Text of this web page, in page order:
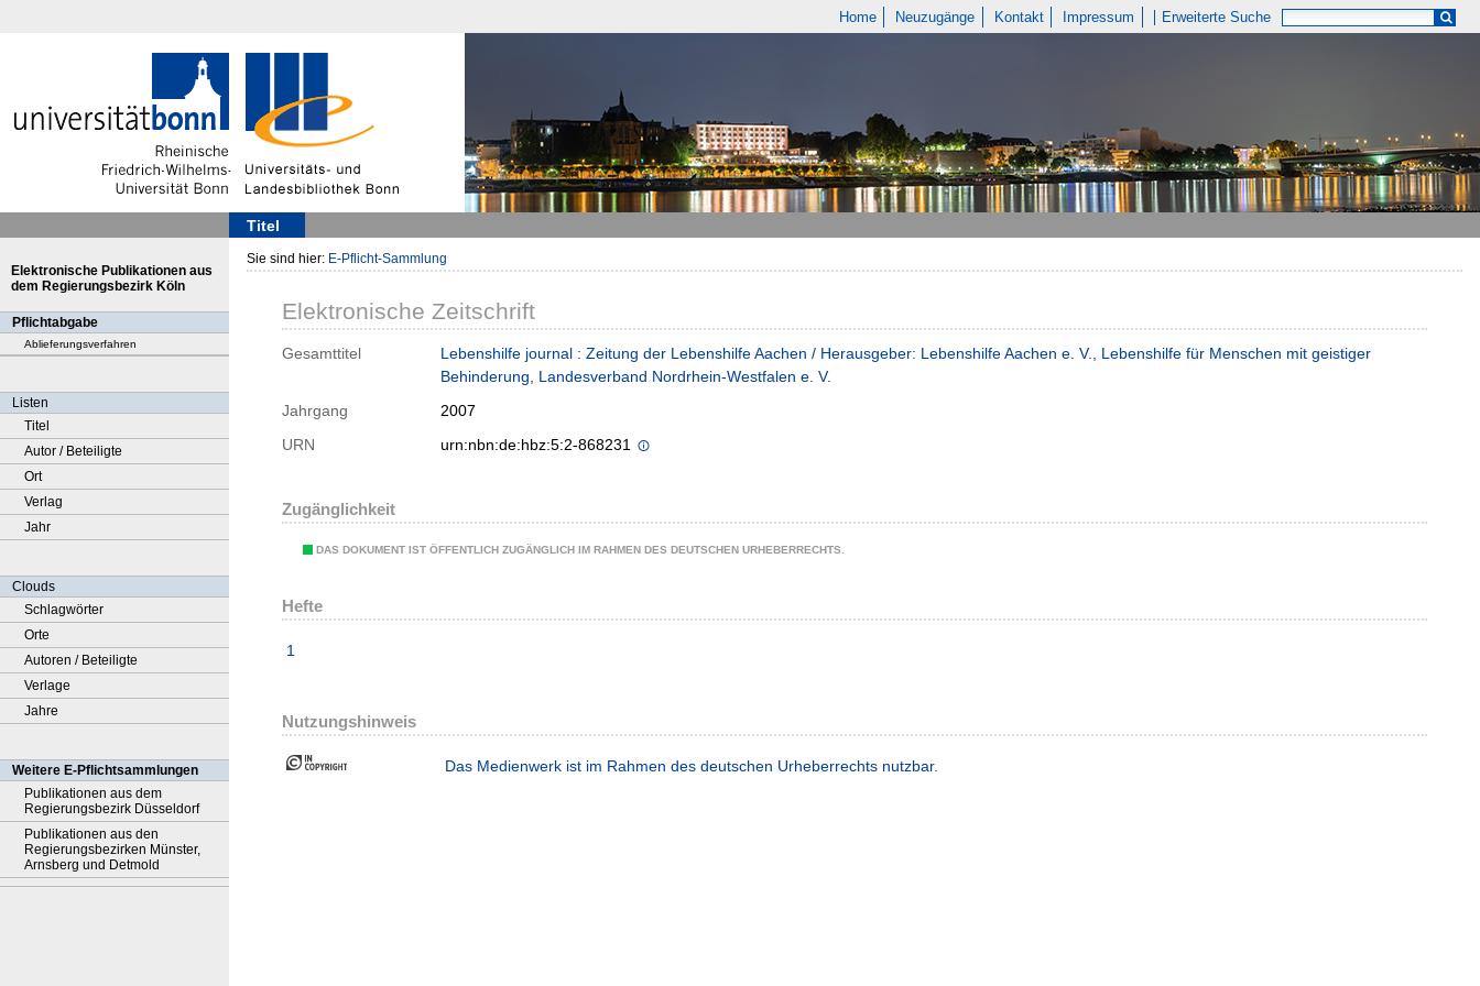
Home Neuzugänge Kontakt Impressum Erweiterte Suche
Titel
Elektronische Publikationen aus
dem Regierungsbezirk Köln
Pflichtabgabe
Ablieferungsverfahren
Listen
Titel
Autor / Beteiligte
Ort
Verlag
Jahr
Clouds
Schlagwörter
Orte
Autoren / Beteiligte
Verlage
Jahre
Weitere E-Pflichtsammlungen
Publikationen aus dem
Regierungsbezirk Düsseldorf
Publikationen aus den
Regierungsbezirken Münster,
Arnsberg und Detmold
Sie sind hier: E-Pflicht-Sammlung
Elektronische Zeitschrift
Gesamttitel
Lebenshilfe journal : Zeitung der Lebenshilfe Aachen / Herausgeber: Lebenshilfe Aachen e. V., Lebenshilfe für Menschen mit geistiger
Behinderung, Landesverband Nordrhein-Westfalen e. V.
Jahrgang
2007
URN
urn:nbn:de:hbz:5:2-868231
Zugänglichkeit
DAS DOKUMENT IST ÖFFENTLICH ZUGÄNGLICH IM RAHMEN DES DEUTSCHEN URHEBERRECHTS.
Hefte
1
Nutzungshinweis
Das Medienwerk ist im Rahmen des deutschen Urheberrechts nutzbar.